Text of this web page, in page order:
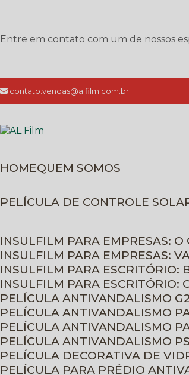
Entre em contato com um de nossos
contato.vendas@alfilm.com.br
HOME
QUEM SOMOS
PELÍCULA DE CONTROLE
INSULFILM PARA EMPRESAS:
INSULFILM PARA EMPRESAS:
INSULFILM PARA ESCRITÓRIO:
INSULFILM PARA ESCRITÓRIO:
PELÍCULA ANTIVANDALISMO
PELÍCULA ANTIVANDALISMO
PELÍCULA ANTIVANDALISMO
PELÍCULA ANTIVANDALISMO
PELÍCULA DECORATIVA DE
PELÍCULA PARA PRÉDIO